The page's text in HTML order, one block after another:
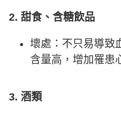
2. 甜食、含糖飲品
壞處：不只易導致
含量高，增加罹患
3. 酒類